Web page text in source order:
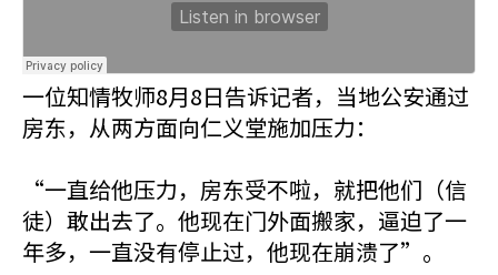
一位知情牧师8月8日告诉记者，当地公安通过
房东，从两方面向仁义堂施加压力：
“一直给他压力，房东受不啦，就把他们（信
徒）敢出去了。他现在门外面搬家，逼迫了一
年多，一直没有停止过，他现在崩溃了”。